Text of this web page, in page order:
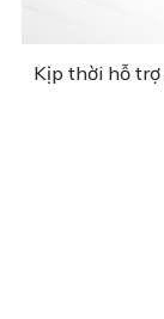
Kịp thời hỗ